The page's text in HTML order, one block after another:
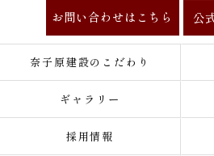
お問い合わせはこちら 公
奈子原建設のこだわり
ギャラリー
採用情報